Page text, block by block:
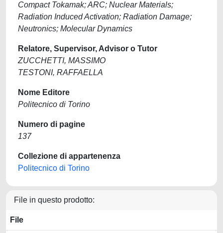
Compact Tokamak; ARC; Nuclear Materials;
Radiation Induced Activation; Radiation Damage;
Neutronics; Molecular Dynamics
Relatore, Supervisor, Advisor o Tutor
ZUCCHETTI, MASSIMO
TESTONI, RAFFAELLA
Nome Editore
Politecnico di Torino
Numero di pagine
137
Collezione di appartenenza
Politecnico di Torino
File in questo prodotto:
File